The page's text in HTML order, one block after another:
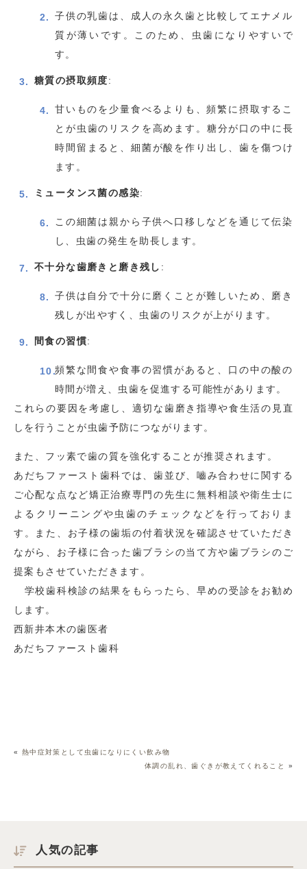
子供の乳歯は、成人の永久歯と比較してエナメル
質が薄いです。このため、虫歯になりやすいで
す。
糖質の摂取頻度:
甘いものを少量食べるよりも、頻繁に摂取するこ
とが虫歯のリスクを高めます。糖分が口の中に長
時間留まると、細菌が酸を作り出し、歯を傷つけ
ます。
ミュータンス菌の感染:
この細菌は親から子供へ口移しなどを通じて伝染
し、虫歯の発生を助長します。
不十分な歯磨きと磨き残し :
子供は自分で十分に磨くことが難しいため、磨き
残しが出やすく、虫歯のリスクが上がります。
間食の習慣:
頻繁な間食や食事の習慣があると、口の中の酸の
時間が増え、虫歯を促進する可能性があります。
これらの要因を考慮し、適切な歯磨き指導や食生活の見直
しを行うことが虫歯予防につながります。
また、フッ素で歯の質を強化することが推奨されます。
あだちファースト歯科では、歯並び、嚙み合わせに関する
ご心配な点など矯正治療専門の先生に無料相談や衛生士に
よるクリーニングや虫歯のチェックなどを行っておりま
す。また、お子様の歯垢の付着状況を確認させていただき
ながら、お子様に合った歯ブラシの当て方や歯ブラシのご
提案もさせていただきます。
学校歯科検診の結果をもらったら、早めの受診をお勧め
します。
西新井本木の歯医者
あだちファースト歯科
« 熱中症対策として虫歯になりにくい飲み物
体調の乱れ、歯ぐきが教えてくれること
»
人気の記事